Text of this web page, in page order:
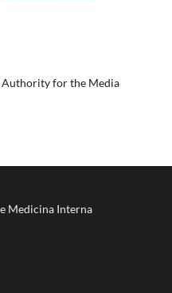
for the Media
Medicina Interna